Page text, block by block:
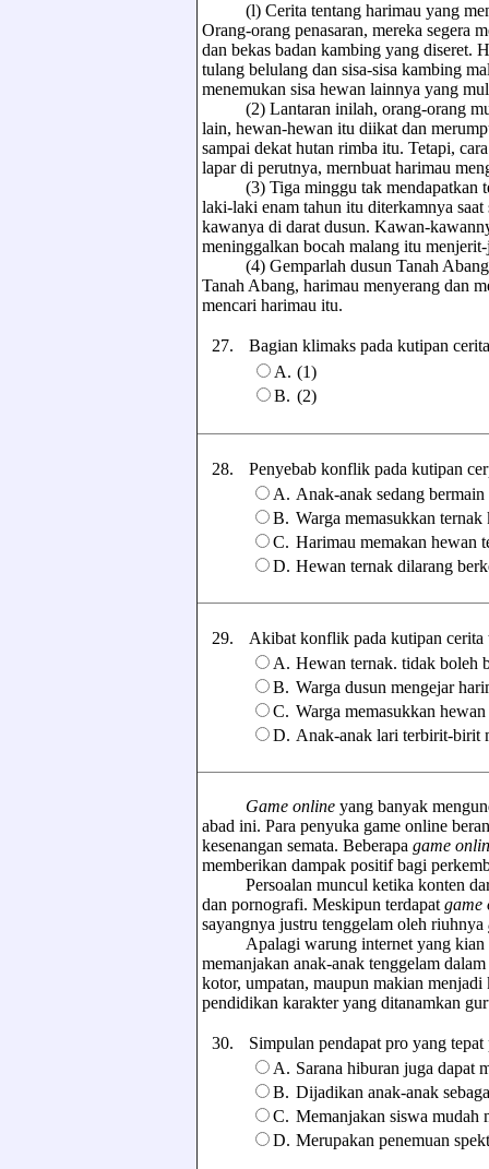
(l) Cerita tentang harimau yang
Orang-orang penasaran, mereka segera
dan bekas badan kambing yang diseret.
tulang belulang dan sisa-sisa kambing
menemukan sisa hewan lainnya yang
(2) Lantaran inilah, orang-orang
lain, hewan-hewan itu diikat dan
sampai dekat hutan rimba itu. Tetapi,
lapar di perutnya, mernbuat harimau
(3) Tiga minggu tak mendapatkan
laki-laki enam tahun itu diterkamnya
kawanya di darat dusun. Kawan-
meninggalkan bocah malang itu
(4) Gemparlah dusun Tanah Abang
Tanah Abang, harimau menyerang dan
mencari harimau itu.
27.
Bagian klimaks pada kutipan
A. (1)
B. (2)
28.
Penyebab konflik pada kutipan
A. Anak-anak sedang
B. Warga memasukkan
C. Harimau memakan hewan
D. Hewan ternak dilarang
29.
Akibat konflik pada kutipan cerita
A. Hewan ternak. tidak boleh
B. Warga dusun mengejar
C. Warga memasukkan
D. Anak-anak lari terbirit-birit
Game online yang banyak
abad ini. Para penyuka game online
kesenangan semata. Beberapa game
memberikan dampak positif bagi
Persoalan muncul ketika konten dari
dan pornografi. Meskipun terdapat game
sayangnya justru tenggelam oleh riuhnya
Apalagi warung internet yang kian
memanjakan anak-anak tenggelam
kotor, umpatan, maupun makian
pendidikan karakter yang ditanamkan
30.
Simpulan pendapat pro yang
A. Sarana hiburan juga dapat
B. Dijadikan anak-anak
C. Memanjakan siswa mudah
D. Merupakan penemuan